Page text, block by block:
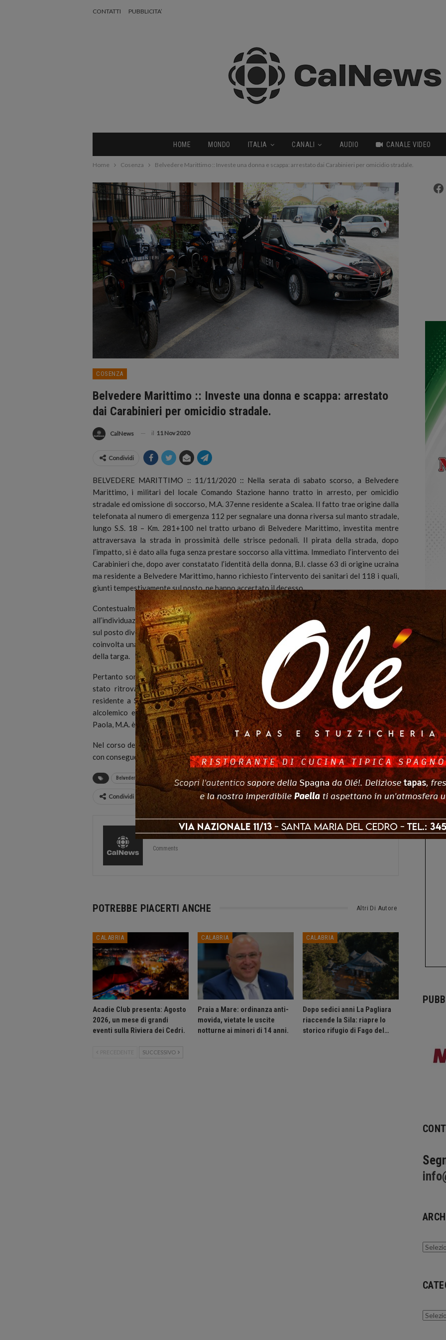
CONTATTI PUBBLICITA’
HOME MONDO ITALIA CANALI AUDIO CANALE VIDEO
Home Cosenza Belvedere Marittimo :: Investe una donna e scappa: arrestato dai Carabinieri per omicidio stradale.
COSENZA
Belvedere Marittimo :: Investe una donna e scappa: arrestato
dai Carabinieri per omicidio stradale.
CalNews il 11 Nov 2020
Condividi
BELVEDERE MARITTIMO :: 11/11/2020 :: Nella serata di sabato scorso, a Belvedere
Marittimo, i militari del locale Comando Stazione hanno tratto in arresto, per omicidio
stradale ed omissione di soccorso, M.A. 37enne residente a Scalea. Il fatto trae origine dalla
telefonata al numero di emergenza 112 per segnalare una donna riversa sul manto stradale,
lungo S.S. 18 – Km. 281+100 nel tratto urbano di Belvedere Marittimo, investita mentre
attraversava la strada in prossimità delle strisce pedonali. Il pirata della strada, dopo
l’impatto, si è dato alla fuga senza prestare soccorso alla vittima. Immediato l’intervento dei
Carabinieri che, dopo aver constatato l’identità della donna, B.I. classe 63 di origine ucraina
ma residente a Belvedere Marittimo, hanno richiesto l’intervento dei sanitari del 118 i quali,
giunti tempestivamente sul posto, ne hanno accertato il decesso.
Contestualmente, i militari di Belvedere Marittimo hanno acquisito una serie di elementi utili
all’individuazione dell’autovettura coinvolta nel mortale sinistro stradale. Sono stati escussi
sul posto diversi testimoni oculari che hanno indicato la dinamica dell’investimento in cui era
coinvolta una Smart di colore blu di cui sono stati indicati alcune componenti alfanumeriche
della targa.
Pertanto sono state diramate le ricerche del veicolo in questione che, dopo pochi minuti, è
stato ritrovato in una delle contrade di Belvedere Marittimo con alla guida il 37enne
residente a Scalea. L’uomo, ammessa la condotta delittuosa, è stato sottoposto all’esame
alcolemico e tossicologico risultando positivo. Informata la Procura della Repubblica di
Paola, M.A. è stato dichiarato in arresto.
Nel corso dell’udienza dinnanzi al G.I.P. del Tribunale di Paola, l’arresto è stato convalidato
con conseguente misura cautelare degli arresti domiciliari.
Belvedere Marittimo Calabria droga omicidio stradale
Condividi
CalNews 27585 Posts 0
Comments
POTREBBE PIACERTI ANCHE Altri Di Autore
CALABRIA
Acadie Club presenta: Agosto
2026, un mese di grandi
eventi sulla Riviera dei Cedri.
CALABRIA
Praia a Mare: ordinanza anti-
movida, vietate le uscite
notturne ai minori di 14 anni.
CALABRIA
Dopo sedici anni La Pagliara
riaccende la Sila: riapre lo
storico rifugio di Fago del…
PRECEDENTE SUCCESSIVO
Archivi